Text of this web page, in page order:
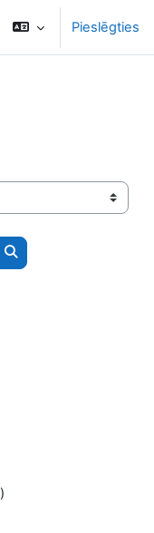
Pieslēgties
Meklēt kursus
)